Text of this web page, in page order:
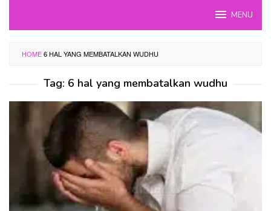
MENU
HOME6 HAL YANG MEMBATALKAN WUDHU
Tag: 6 hal yang membatalkan wudhu